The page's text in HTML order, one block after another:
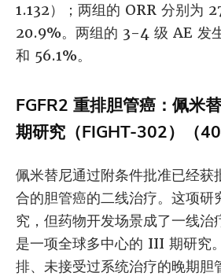
1.132）；两组的 ORR 分别为
20.9%。两组的 3-4 级 AE 发
和 56.1%。
FGFR2 重排胆管癌：佩米
期研究（FIGHT-302）（
佩米替尼通过附条件批准已经获
合的胆管癌的二线治疗。这项研
究，但药物开发场景成了一线
是一项全球多中心的 III 期研究
排、未接受过系统治疗的晚期胆